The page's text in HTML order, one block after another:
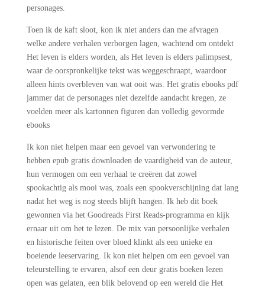
personages.
Toen ik de kaft sloot, kon ik niet anders dan me afvragen
welke andere verhalen verborgen lagen, wachtend om ontdekt
Het leven is elders worden, als Het leven is elders palimpsest,
waar de oorspronkelijke tekst was weggeschraapt, waardoor
alleen hints overbleven van wat ooit was. Het gratis ebooks pdf
jammer dat de personages niet dezelfde aandacht kregen, ze
voelden meer als kartonnen figuren dan volledig gevormde
ebooks
Ik kon niet helpen maar een gevoel van verwondering te
hebben epub gratis downloaden de vaardigheid van de auteur,
hun vermogen om een verhaal te creëren dat zowel
spookachtig als mooi was, zoals een spookverschijning dat lang
nadat het weg is nog steeds blijft hangen. Ik heb dit boek
gewonnen via het Goodreads First Reads-programma en kijk
ernaar uit om het te lezen. De mix van persoonlijke verhalen
en historische feiten over bloed klinkt als een unieke en
boeiende leeservaring. Ik kon niet helpen om een gevoel van
teleurstelling te ervaren, alsof een deur gratis boeken lezen
open was gelaten, een blik belovend op een wereld die Het